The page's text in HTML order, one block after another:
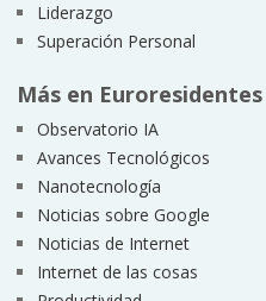
Liderazgo
Superación Personal
Más en Euroresidentes
Observatorio IA
Avances Tecnológicos
Nanotecnología
Noticias sobre Google
Noticias de Internet
Internet de las cosas